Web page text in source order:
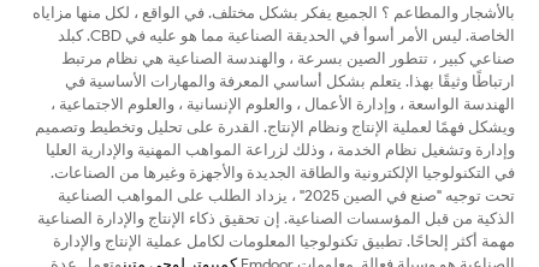
بالأشجار والمطاعم ؟ الجميع يفكر بشكل مختلف. في الواقع ، لكل منها مزاياه
الخاصة. ليس الأمر أسوأ في الحديقة الصناعية مما هو عليه في CBD. كبلد
صناعي كبير ، تتطور الصين بسرعة ، والهندسة الصناعية هي نظام مرتبط
ارتباطًا وثيقًا بهذا. يتعلم بشكل أساسي المعرفة والمهارات الأساسية في
الهندسة الواسعة ، وإدارة الأعمال ، والعلوم الإنسانية ، والعلوم الاجتماعية ،
ويشكل فهمًا لعملية الإنتاج ونظام الإنتاج. القدرة على تحليل وتخطيط وتصميم
وإدارة وتشغيل نظام الخدمة ، وذلك لزراعة المواهب المهنية والإدارية العليا
في التكنولوجيا الإلكترونية والطاقة الجديدة والأجهزة وغيرها من الصناعات.
تحت توجيه "صنع في الصين 2025" ، يزداد الطلب على المواهب الصناعية
الذكية من قبل المؤسسات الصناعية. إن تحقيق ذكاء الإنتاج والإدارة الصناعية
مهمة أكثر إلحاحًا. تطبيق تكنولوجيا المعلومات لكامل عملية الإنتاج والإدارة